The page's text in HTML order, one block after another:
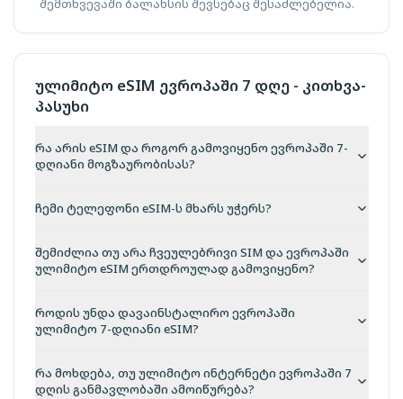
შემთხვევაში ბალანსის შევსებაც შესაძლებელია.
ულიმიტო eSIM ევროპაში 7 დღე - კითხვა-
პასუხი
რა არის eSIM და როგორ გამოვიყენო ევროპაში 7-
დღიანი მოგზაურობისას?
ჩემი ტელეფონი eSIM-ს მხარს უჭერს?
შემიძლია თუ არა ჩვეულებრივი SIM და ევროპაში
ულიმიტო eSIM ერთდროულად გამოვიყენო?
როდის უნდა დავაინსტალირო ევროპაში
ულიმიტო 7-დღიანი eSIM?
რა მოხდება, თუ ულიმიტო ინტერნეტი ევროპაში 7
დღის განმავლობაში ამოიწურება?